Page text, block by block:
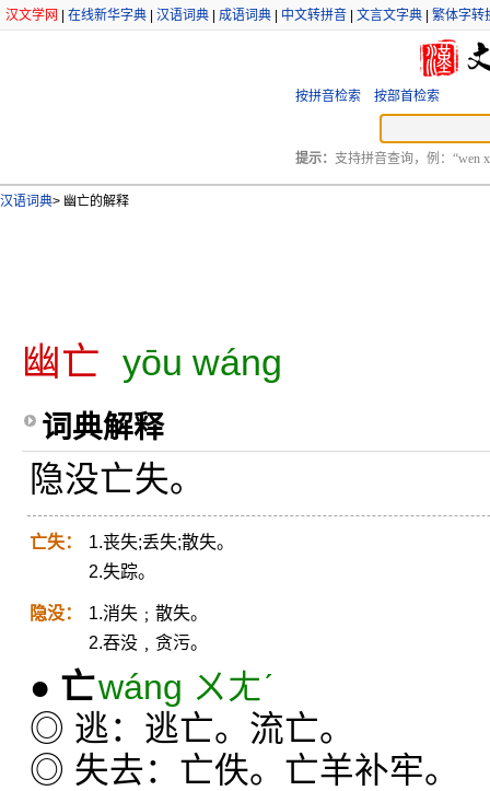
汉文学网 在线新华字典 汉语词典 成语词典 中文转拼音 文言文字典 繁体字转
按拼音检索 按部首检索
提示： 支持拼音查询，例：“wen
汉语词典> 幽亡的解释
幽亡 yōu wáng
词典解释
隐没亡失。
亡失：
1.丧失;丢失;散失。
2.失踪。
隐没：
1.消失﹔散失。
2.吞没﹐贪污。
● 亡wáng ㄨㄤˊ
◎ 逃：逃亡。流亡。
◎ 失去：亡佚。亡羊补牢。